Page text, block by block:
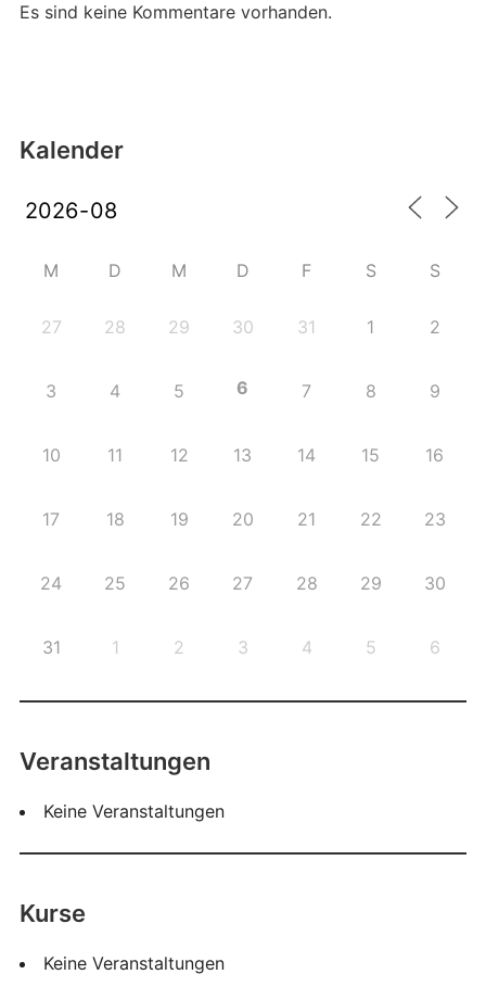
Es sind keine Kommentare vorhanden.
Kalender
M D M D F S S
27 28 29 30 31 1 2
3 4 5 6 7 8 9
10 11 12 13 14 15 16
17 18 19 20 21 22 23
24 25 26 27 28 29 30
31 1 2 3 4 5 6
Veranstaltungen
Keine Veranstaltungen
Kurse
Keine Veranstaltungen